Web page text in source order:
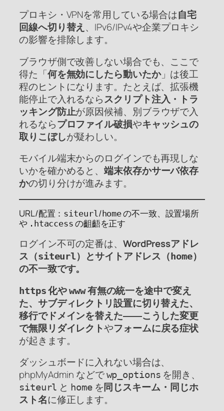
プロキシ・VPNを常用している場合は自宅
回線へ切り替え、IPv6/IPv4や企業プロキシ
の影響を排除します。
ブラウザ側で改善しない場合でも、ここで
得た「何を無効にしたら動いたか」は後工
程のヒントになります。たとえば、拡張機
能停止で入れるならスクリプト注入・トラ
ッキング防止が原因候補、別ブラウザで入
れるならプロファイル破損やキャッシュの
取りこぼしが疑わしい。
モバイル端末からのログインでも再現しな
いかを確かめると、端末依存かサーバ依存
かの切り分けが進みます。
URL/配置： siteurl /homeの不一致、設置場所
や .htaccess の齟齬を正す
ログイン不可の定番は、 WordPressアドレ
ス（siteurl）とサイトアドレス（ home）
の不一致です。
https化やwww有無の統一を途中で変え
た、サブディレクトリ設置に切り替えた、
移行でドメインを替えた――こうした変更
で無限リダイレクトやフォームに戻る症状
が起きます。
ダッシュボードに入れない場合は、
phpMyAdmin などでwp_options を開き、
siteurl と homeを同じスキーム・同じホ
スト名に修正します。